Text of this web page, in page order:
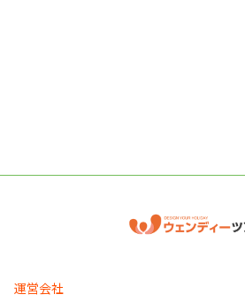
運営会社